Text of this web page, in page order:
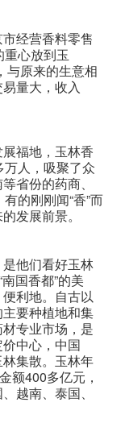
经营香料零售
心放到玉
与原来的生意相
量大，收入
福地，玉林香
人，吸聚了众
省份的药商、
的刚刚闻“香”而
发展前景。
他们看好玉林
国香都”的美
利地。自古以
要种植地和集
专业市场，是
中心，中国
集散。玉林年
额400多亿元，
越南、泰国、